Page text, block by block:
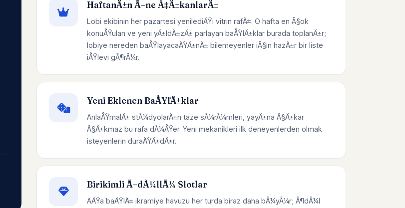
HaftanÄ±n Ã–ne Ã‡Ä±kanlarÄ±
Lobi ekibinin her pazartesi yenilediÄŸi vitrin rafÄ±. O hafta en Ã§ok
konuÅŸulan ve yeni yÄ±ldÄ±zÄ± parlayan baÅŸlÄ±klar burada toplanÄ±r;
lobiye nereden baÅŸlayacaÄŸÄ±nÄ± bilemeyenler iÃ§in hazÄ±r bir liste
iÅŸlevi gÃ¶rÃ¼r.
Yeni Eklenen BaÅŸlÄ±klar
AnlaÅŸmalÄ± stÃ¼dyolarÄ±n taze sÃ¼rÃ¼mleri, yayÄ±na Ã§Ä±kar
Ã§Ä±kmaz bu rafa dÃ¼ÅŸer. Yeni mekanikleri ilk deneyenlerden olmak
isteyenlerin duraÄŸÄ±dÄ±r.
Birikimli Ã–dÃ¼llÃ¼ Slotlar
AÄŸa baÄŸlÄ± ikramiye havuzu her turda biraz daha bÃ¼yÃ¼r; Ã¶dÃ¼l